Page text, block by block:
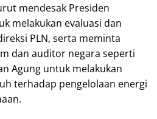
mendesak Presiden
melakukan evaluasi dan
PLN, serta meminta
dan auditor negara seperti
Agung untuk melakukan
terhadap pengelolaan energi